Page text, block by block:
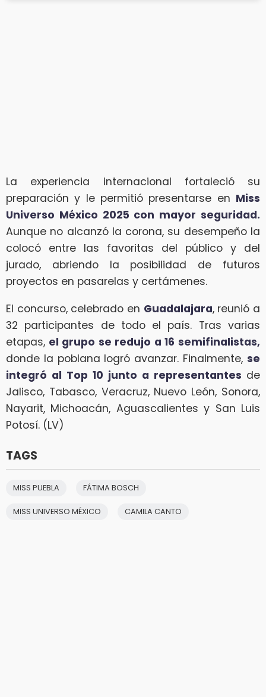
La experiencia internacional fortaleció su
preparación y le permitió presentarse en Miss
Universo México 2025 con mayor seguridad.
Aunque no alcanzó la corona, su desempeño la
colocó entre las favoritas del público y del
jurado, abriendo la posibilidad de futuros
proyectos en pasarelas y certámenes.
El concurso, celebrado en Guadalajara, reunió a
32 participantes de todo el país. Tras varias
etapas, el grupo se redujo a 16 semifinalistas,
donde la poblana logró avanzar. Finalmente, se
integró al Top 10 junto a representantes de
Jalisco, Tabasco, Veracruz, Nuevo León, Sonora,
Nayarit, Michoacán, Aguascalientes y San Luis
Potosí. (LV)
TAGS
MISS PUEBLA FÁTIMA BOSCH
MISS UNIVERSO MÉXICO CAMILA CANTO